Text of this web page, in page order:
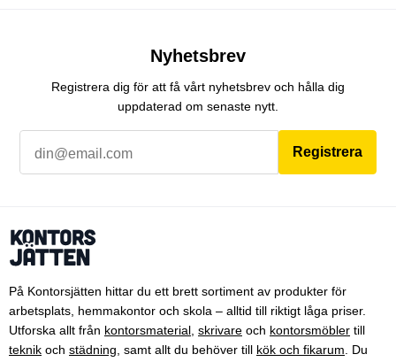
Nyhetsbrev
Registrera dig för att få vårt nyhetsbrev och hålla dig
uppdaterad om senaste nytt.
Registrera
På Kontorsjätten hittar du ett brett sortiment av produkter för
arbetsplats, hemmakontor och skola – alltid till riktigt låga priser.
Utforska allt från kontorsmaterial skrivare och kontorsmöbler till
teknik och städning , samt allt du behöver till kök och fikarum . Du